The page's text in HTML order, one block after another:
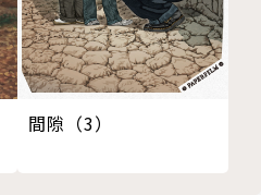
間隙（3）